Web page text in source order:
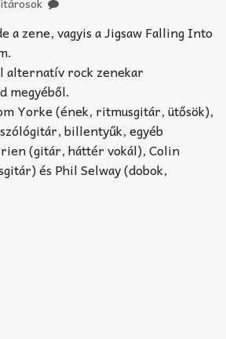
a zene, vagyis a Jigsaw Falling Into
alternatív rock zenekar
megyéből.
Yorke (ének, ritmusgitár, ütősök),
billentyűk, egyéb
(gitár, háttér vokál), Colin
és Phil Selway (dobok,